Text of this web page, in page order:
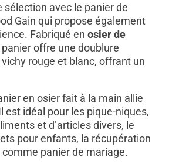
avec le panier de
Gain qui propose également
Fabriqué en osier de
panier offre une doublure
rouge et blanc, offrant un
en osier fait à la main allie
est idéal pour les pique-niques,
et d’articles divers, le
pour enfants, la récupération
panier de mariage.